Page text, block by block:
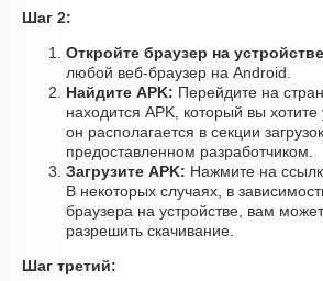
Шаг 2:
Откройте браузер на
любой веб-браузер на Android.
Найдите APK: Перейдите на
находится APK, который вы
он располагается в секции
предоставленном разработчиком.
Загрузите APK: Нажмите на
В некоторых случаях, в
браузера на устройстве, вам
разрешить скачивание.
Шаг третий: